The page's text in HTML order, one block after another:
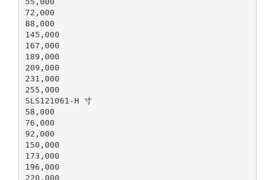
72,000
88,000
145,000
167,000
189,000
209,000
231,000
255,000
SLS121061-H 寸
58,000
76,000
92,000
150,000
173,000
196,000
220,000